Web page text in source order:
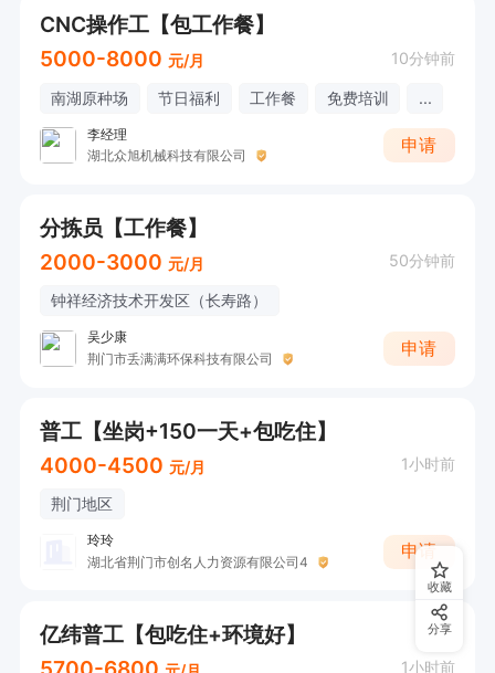
CNC操作工【包工作餐】
5000-8000 元/月 10分钟前
南湖原种场 节日福利 工作餐 免费培训 ...
李经理
湖北众旭机械科技有限公司
申请
分拣员【工作餐】
2000-3000 元/月 50分钟前
钟祥经济技术开发区（长寿路）
吴少康
荆门市丢满满环保科技有限公司
申请
普工【坐岗+150一天+包吃住】
4000-4500 元/月 1小时前
荆门地区
玲玲
湖北省荆门市创名人力资源有限公司4
申请
亿纬普工【包吃住+环境好】
1小时前
收藏
分享